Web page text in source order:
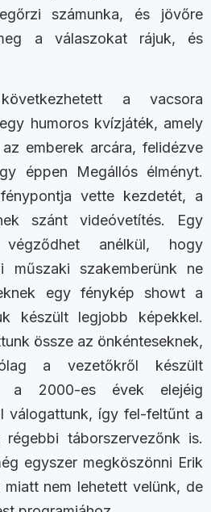
számunka, és jövőre
a válaszokat rájuk, és
a vacsora
humoros kvízjáték, amely
emberek arcára, felidézve
éppen Megállós élményt.
vette kezdetét, a
szánt videóvetítés. Egy
végződhet anélkül, hogy
műszaki szakemberünk ne
egy fénykép showt a
készült legjobb képekkel.
össze az önkénteseknek,
a vezetőkről készült
a 2000-es évek elejéig
válogattunk, így fel-feltűnt a
táborszervezőnk is.
egyszer megköszönni Erik
nem lehetett velünk, de